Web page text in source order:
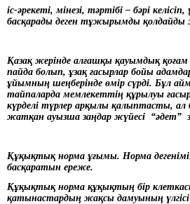
іс-әрекеті, мінезі, тәртібі – бәрі
басқарады деген тұжырымды қолдайды
Қазақ жерінде алғашқы қауымдық
пайда болып, ұзақ ғасырлар бойы
ұйымның шеңберінде өмір сүрді. Бұл
тайпаларда мемлекеттің құрылуы
күрделі түрлер арқылы қалыптасты,
жатқан ауызша заңдар жүйесі “әдет”
Құқықтық норма ұғымы. Норма
басқаратын ереже.
Құқықтық норма құқықтың бір
қатынастардың жақсы дамуының үлгісі